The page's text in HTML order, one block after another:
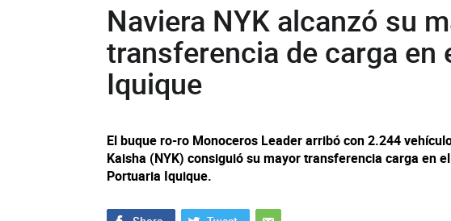
Naviera NYK alcanzó su
transferencia de carga en
Iquique
El buque ro-ro Monoceros Leader arribó con 2.244
Kaisha (NYK) consiguió su mayor transferencia carga en
Portuaria Iquique.